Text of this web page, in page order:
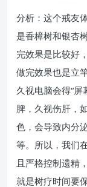
分析：这个戒友
是香樟树和银杏
完效果是比较好
做完效果也是立
久视电脑会得“
脾，久视伤肝，
色，会导致内分
等。所以，我们
且严格控制遗精
就是树疗时间要